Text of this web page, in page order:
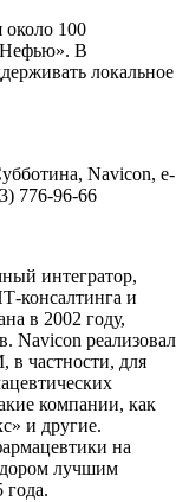
100
В
локальное
Navicon, e-
776-96-66
интегратор,
консалтинга и
в 2002 году,
Navicon реализовал
в частности, для
компании, как
и другие.
на
лучшим
года.